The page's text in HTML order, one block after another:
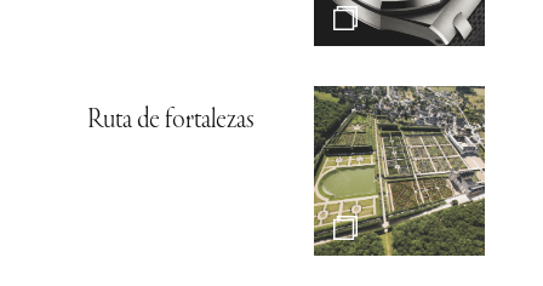
Ruta de fortalezas